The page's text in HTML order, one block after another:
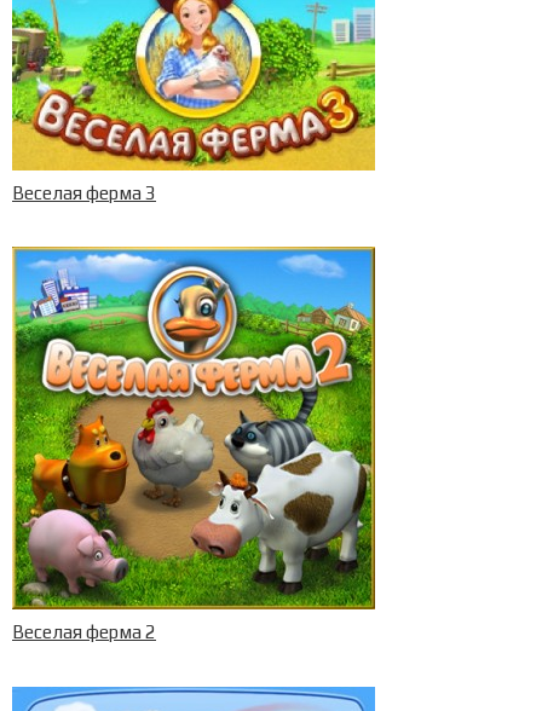
Веселая ферма 3
Веселая ферма 2